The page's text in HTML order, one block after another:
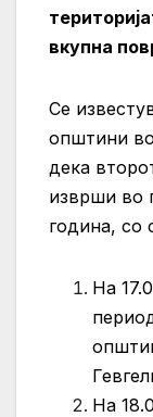
вкупна
Се
општини
дека
изврши во
година, со
На
На